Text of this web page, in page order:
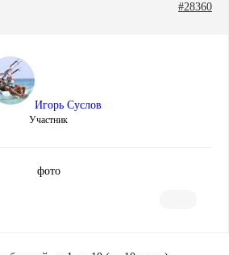
#28360
Игорь Суслов
Участник
фото